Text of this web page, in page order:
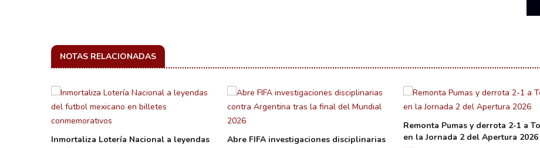
NOTAS RELACIONADAS
Inmortaliza Lotería Nacional a leyendas
Abre FIFA investigaciones disciplinarias
Remonta Pumas y derrota 2-1 a
en la Jornada 2 del Apertura 2026